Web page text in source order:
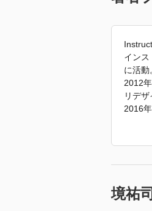
イン
に活動
2012
リデザ
2016
境祐